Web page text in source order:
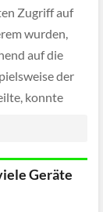
Zugriff auf
wurden,
auf die
der
konnte
Geräte